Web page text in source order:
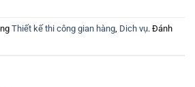
Thiết kế thi công gian hàng, Dich vụ. Đánh